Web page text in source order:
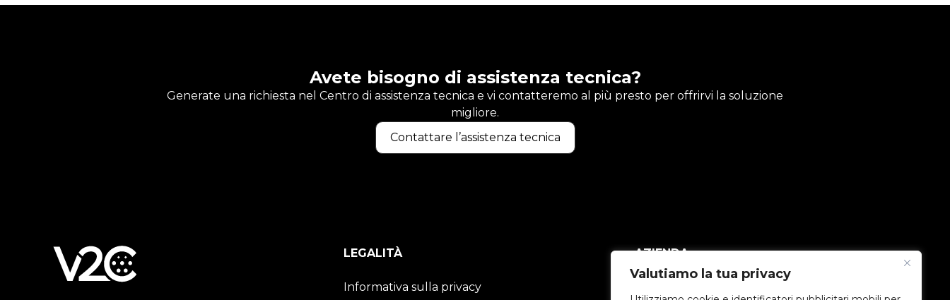
Valutiamo la tua privacy
Avete bisogno di assistenza tecnica?
Generate una richiesta nel Centro di assistenza tecnica e vi contatteremo al più presto per offrirvi la soluzione
migliore.
Contattare l’assistenza tecnica
LEGALITÀ
Informativa sulla privacy
AZIENDA